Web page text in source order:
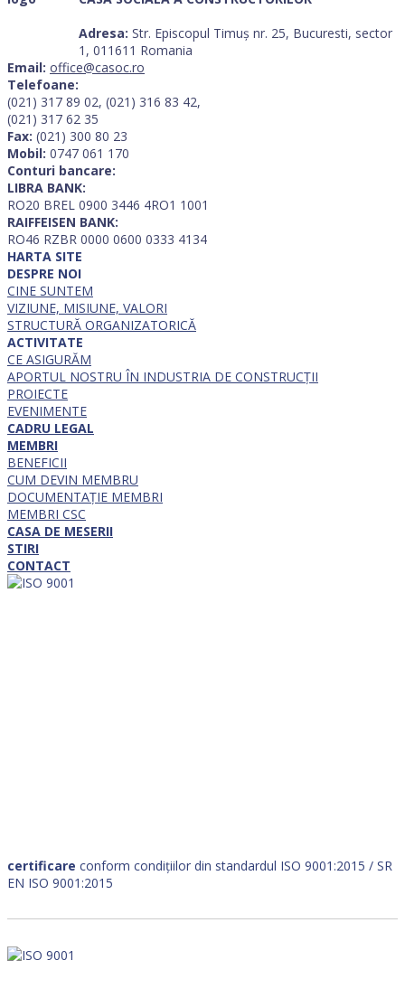
Adresa: Str. Episcopul Timuș nr. 25, Bucuresti, sector
1, 011611 Romania
Email: office@casoc.ro
Telefoane:
(021) 317 89 02, (021) 316 83 42,
(021) 317 62 35
Fax: (021) 300 80 23
Mobil: 0747 061 170
Conturi bancare:
LIBRA BANK:
RO20 BREL 0900 3446 4RO1 1001
RAIFFEISEN BANK:
RO46 RZBR 0000 0600 0333 4134
HARTA SITE
DESPRE NOI
CINE SUNTEM
VIZIUNE, MISIUNE, VALORI
STRUCTURĂ ORGANIZATORICĂ
ACTIVITATE
CE ASIGURĂM
APORTUL NOSTRU ÎN INDUSTRIA DE CONSTRUCȚII
PROIECTE
EVENIMENTE
CADRU LEGAL
MEMBRI
BENEFICII
CUM DEVIN MEMBRU
DOCUMENTAȚIE MEMBRI
MEMBRI CSC
CASA DE MESERII
STIRI
CONTACT
certificare conform condițiilor din standardul ISO 9001:2015 / SR
EN ISO 9001:2015